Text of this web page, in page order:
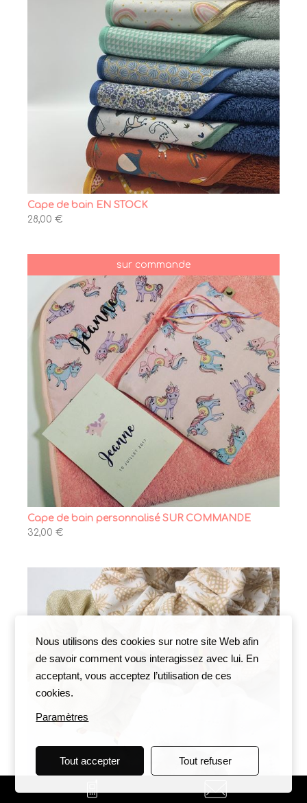
Cape de bain EN STOCK
28,00 €
sur commande
Cape de bain personnalisé SUR COMMANDE
32,00 €
Nous utilisons des cookies sur notre site Web afin
de savoir comment vous interagissez avec lui. En
acceptant, vous acceptez l’utilisation de ces
cookies.
Paramètres
Tout accepter Tout refuser